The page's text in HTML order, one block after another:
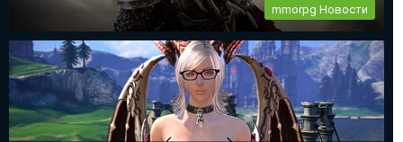
mmorpg Новости
The Elder Scrolls Online новый патч 2.2.6
...